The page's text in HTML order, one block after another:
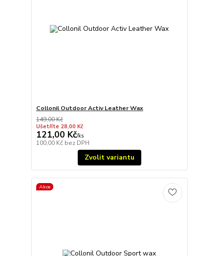
Collonil Outdoor Activ Leather Wax
149,00 Kč
Ušetříte 28,00 Kč
121,00 Kč/ks
100,00 Kč bez DPH
Zvolit variantu
Akce